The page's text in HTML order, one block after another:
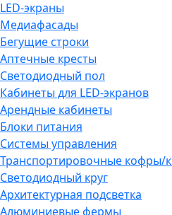
LED-экраны
Медиафасады
Бегущие строки
Аптечные кресты
Светодиодный пол
Кабинеты для LED-экранов
Арендные кабинеты
Блоки питания
Системы управления
Транспортировочные кофры/
Светодиодный круг
Архитектурная подсветка
Алюминиевые фермы